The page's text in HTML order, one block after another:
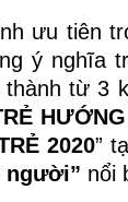
ưu tiên
ý nghĩa
từ 3
2020”
người” nổi